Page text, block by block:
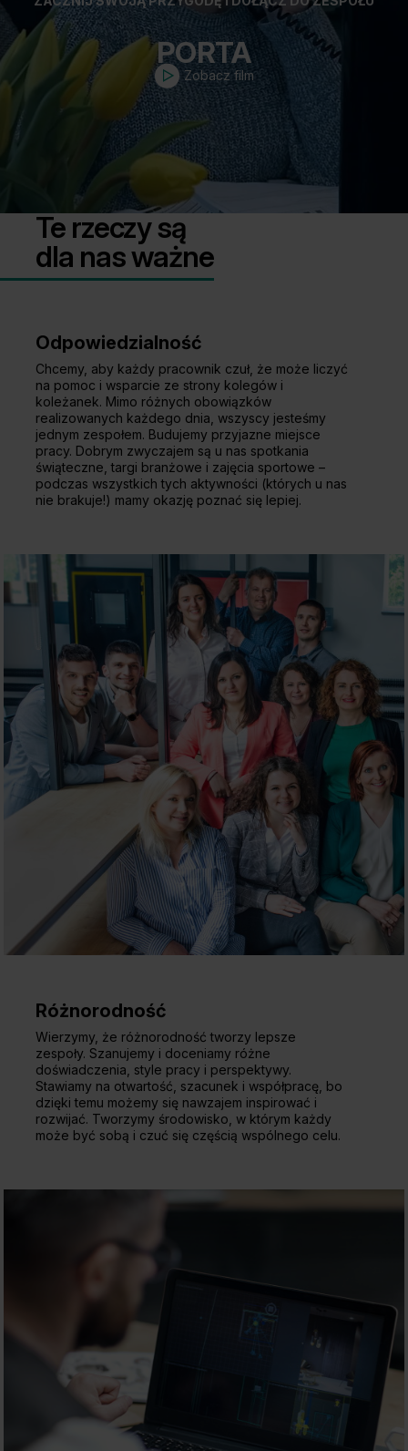
Unia Europejska
Extranet
Dla sygnalisty
PORTA
Zobacz film
Te rzeczy są
dla nas ważne
Odpowiedzialność
Chcemy, aby każdy pracownik czuł, że może liczyć
na pomoc i wsparcie ze strony kolegów i
koleżanek. Mimo różnych obowiązków
realizowanych każdego dnia, wszyscy jesteśmy
jednym zespołem. Budujemy przyjazne miejsce
pracy. Dobrym zwyczajem są u nas spotkania
świąteczne, targi branżowe i zajęcia sportowe –
podczas wszystkich tych aktywności (których u nas
nie brakuje!) mamy okazję poznać się lepiej.
Różnorodność
Wierzymy, że różnorodność tworzy lepsze
zespoły. Szanujemy i doceniamy różne
doświadczenia, style pracy i perspektywy.
Stawiamy na otwartość, szacunek i współpracę, bo
dzięki temu możemy się nawzajem inspirować i
rozwijać. Tworzymy środowisko, w którym każdy
może być sobą i czuć się częścią wspólnego celu.